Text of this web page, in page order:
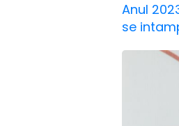
Anul
se